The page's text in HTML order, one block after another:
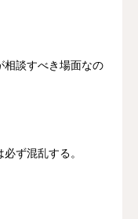
相談すべき場面なの
ず混乱する。